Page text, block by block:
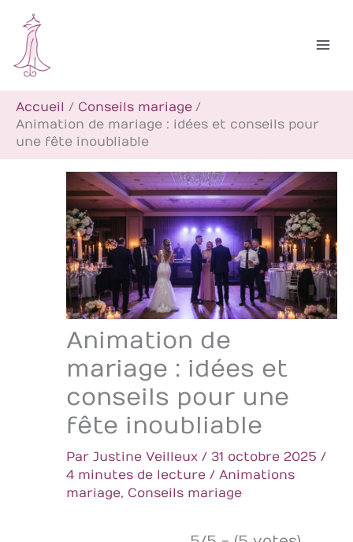
contenu
Accueil
Conseils mariage
Animation de mariage : idées et conseils pour
une fête inoubliable
Animation de
mariage : idées et
conseils pour une
fête inoubliable
Par Justine Veilleux / 31 octobre 2025 /
4 minutes de lecture / Animations
mariage, Conseils mariage
c
h
e
r
c